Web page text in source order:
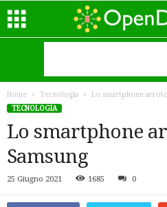
Home Tecnologia
Lo smartphone
TECNOLOGIA
Lo smartphone
Samsung
25 Giugno 2021 1685 0